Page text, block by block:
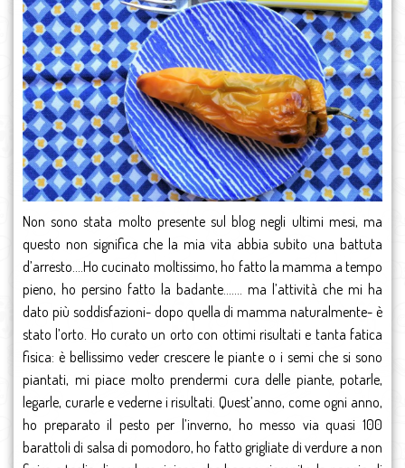
Non sono stata molto presente sul blog negli ultimi mesi, ma
questo non significa che la mia vita abbia subito una battuta
d’arresto….Ho cucinato moltissimo, ho fatto la mamma a tempo
pieno, ho persino fatto la badante……. ma l’attività che mi ha
dato più soddisfazioni- dopo quella di mamma naturalmente- è
stato l’orto. Ho curato un orto con ottimi risultati e tanta fatica
fisica: è bellissimo veder crescere le piante o i semi che si sono
piantati, mi piace molto prendermi cura delle piante, potarle,
legarle, curarle e vederne i risultati. Quest’anno, come ogni anno,
ho preparato il pesto per l’inverno, ho messo via quasi 100
barattoli di salsa di pomodoro, ho fatto grigliate di verdure a non